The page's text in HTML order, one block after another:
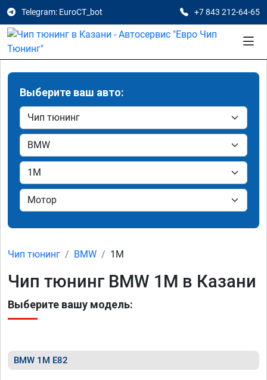
Telegram: EuroCT_bot +7 843 212-64-65
Выберите ваш авто:
Чип тюнинг BMW 1M
Чип тюнинг BMW 1M в Казани
Выберите вашу модель:
BMW 1M E82